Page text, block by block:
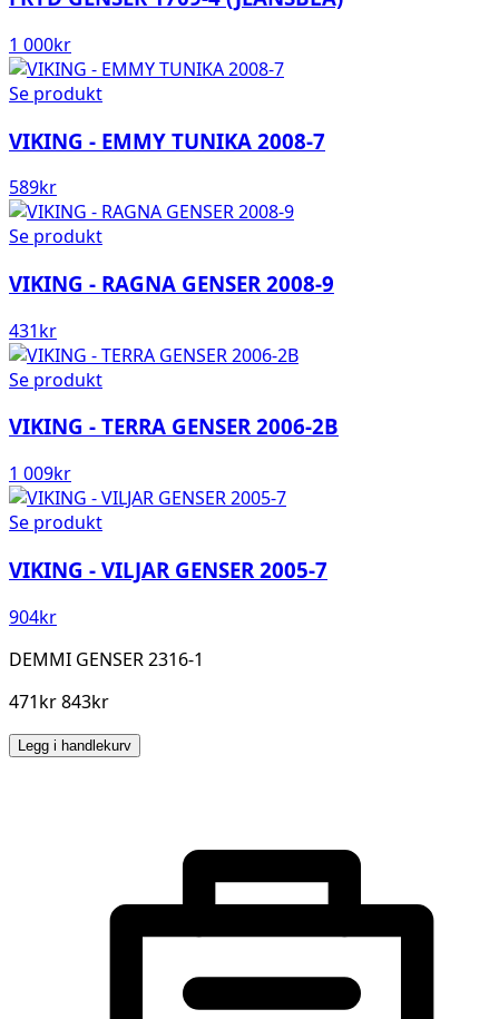
1 000kr
Se produkt
VIKING - EMMY TUNIKA 2008-7
589kr
Se produkt
VIKING - RAGNA GENSER 2008-9
431kr
Se produkt
VIKING - TERRA GENSER 2006-2B
1 009kr
Se produkt
VIKING - VILJAR GENSER 2005-7
904kr
DEMMI GENSER 2316-1
471kr 843kr
Legg i handlekurv